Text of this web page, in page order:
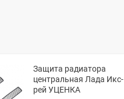
Защита радиатора
центральная Лада Икс-
рей УЦЕНКА